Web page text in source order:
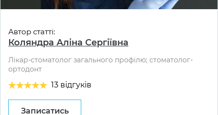
Автор статті:
Коляндра Аліна Сергіївна
Лікар-стоматолог загального профілю; стоматолог-
ортодонт
13 відгуків
Записатись